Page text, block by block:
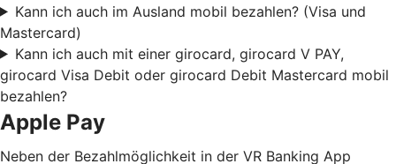
Kann ich auch im Ausland mobil bezahlen? (Visa und
Mastercard)
Kann ich auch mit einer girocard, girocard V PAY,
girocard Visa Debit oder girocard Debit Mastercard mobil
bezahlen?
Apple Pay
Neben der Bezahlmöglichkeit in der VR Banking App